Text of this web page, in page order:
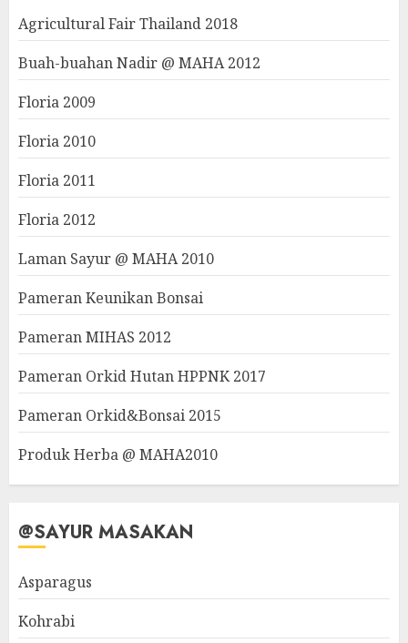
Agricultural Fair Thailand 2018
Buah-buahan Nadir @ MAHA 2012
Floria 2009
Floria 2010
Floria 2011
Floria 2012
Laman Sayur @ MAHA 2010
Pameran Keunikan Bonsai
Pameran MIHAS 2012
Pameran Orkid Hutan HPPNK 2017
Pameran Orkid&Bonsai 2015
Produk Herba @ MAHA2010
@SAYUR MASAKAN
Asparagus
Kohrabi